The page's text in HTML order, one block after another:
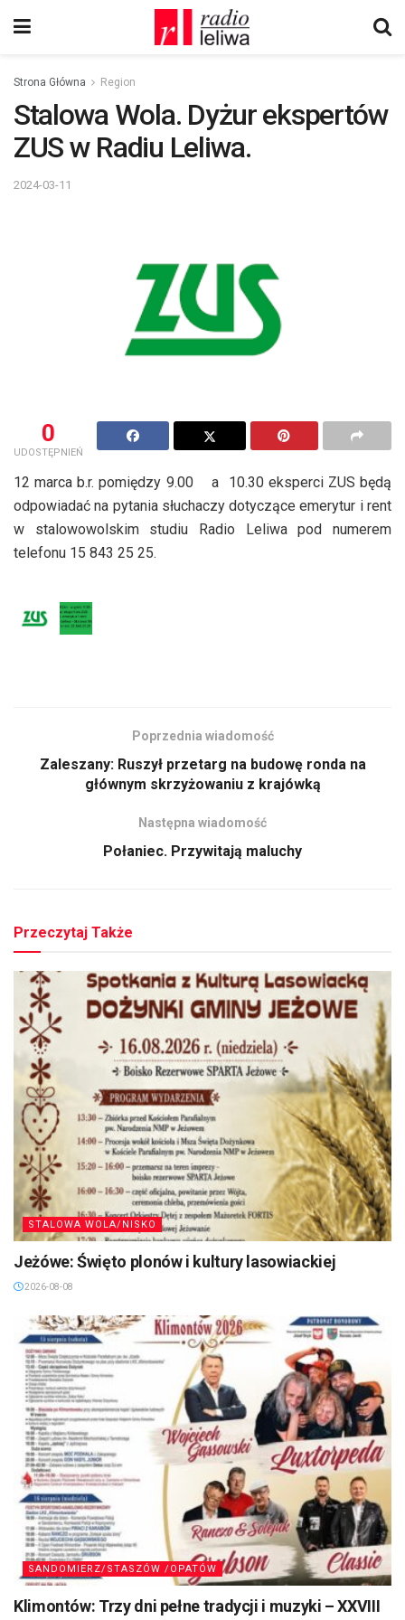
Strona Główna Region
Stalowa Wola. Dyżur ekspertów
ZUS w Radiu Leliwa.
2024-03-11
0
UDOSTĘPNIEŃ
12 marca b.r. pomiędzy 9.00 a 10.30 eksperci ZUS będą
odpowiadać na pytania słuchaczy dotyczące emerytur i rent
w stalowowolskim studiu Radio Leliwa pod numerem
telefonu 15 843 25 25.
Poprzednia wiadomość
Zaleszany: Ruszył przetarg na budowę ronda na
głównym skrzyżowaniu z krajówką
Następna wiadomość
Połaniec. Przywitają maluchy
Przeczytaj Także
STALOWA WOLA/NISKO
Jeżówe: Święto plonów i kultury lasowiackiej
2026-08-08
SANDOMIERZ/STASZÓW /OPATÓW
Klimontów: Trzy dni pełne tradycji i muzyki – XXVIII